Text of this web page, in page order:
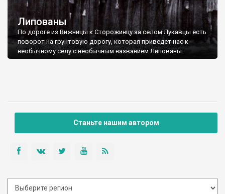
Липованы
По дороге из Вижницы к Сторожинцу за селом Лукавцы есть
поворот на грунтовую дорогу, которая приведет нас к
необычному селу с необычным названием Липованы.
Станьте нашим автором